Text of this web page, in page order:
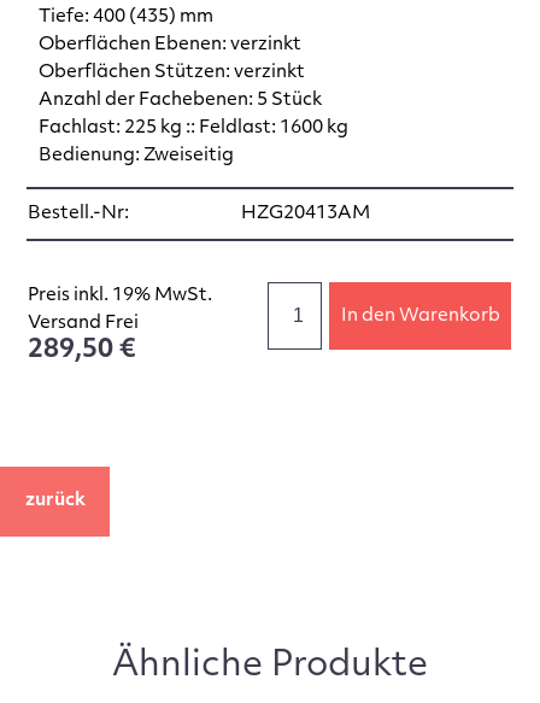
Tiefe: 400 (435) mm
Oberflächen Ebenen: verzinkt
Oberflächen Stützen: verzinkt
Anzahl der Fachebenen: 5 Stück
Fachlast: 225 kg :: Feldlast: 1600 kg
Bedienung: Zweiseitig
Bestell.-Nr: HZG20413AM
Preis inkl. 19% MwSt.
Versand Frei
289,50 €
In den Warenkorb
zurück
Ähnliche Produkte